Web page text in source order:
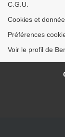
C.G.U.
Cookies et
Préférences
Voir le profil de